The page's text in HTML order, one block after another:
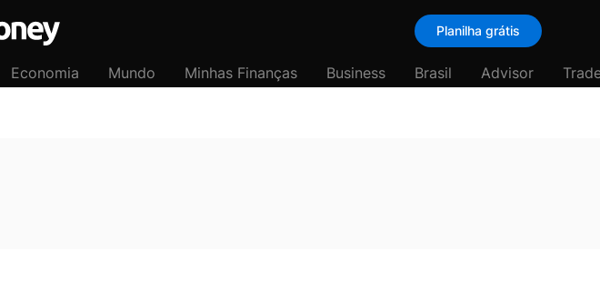
Planilha grátis
Economia Mundo Minhas Finanças Business Brasil Advisor